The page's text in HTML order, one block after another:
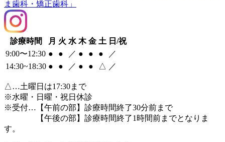
診療時間 月 火 水 木 金 土 日/祝
9:00〜12:30 ● ● ／ ● ● ●
／
14:30~18:30 ● ● ／ ● ● △ ／
△…土曜日は17:30まで
※水曜・日曜・祝日休診
※受付…【午前の部】診療時間終了30分前まで
【午後の部】診療時間終了1時間前までとなりま
す。